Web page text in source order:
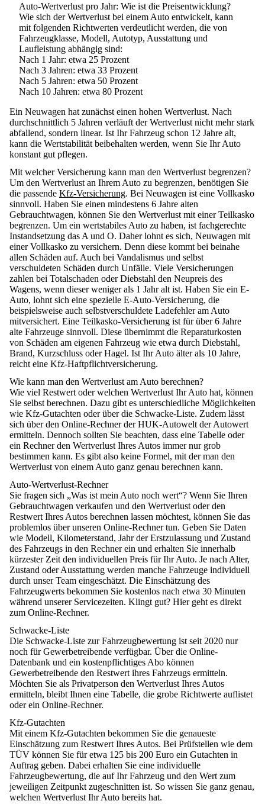
Auto-Wertverlust pro Jahr: Wie ist die Preisentwicklung?
Wie sich der Wertverlust bei einem Auto entwickelt, kann
mit folgenden Richtwerten verdeutlicht werden, die von
Fahrzeugklasse, Modell, Autotyp, Ausstattung und
Laufleistung abhängig sind:
Nach 1 Jahr: etwa 25 Prozent
Nach 3 Jahren: etwa 33 Prozent
Nach 5 Jahren: etwa 50 Prozent
Nach 10 Jahren: etwa 80 Prozent
Ein Neuwagen hat zunächst einen hohen Wertverlust. Nach
durchschnittlich 5 Jahren verläuft der Wertverlust nicht mehr stark
abfallend, sondern linear. Ist Ihr Fahrzeug schon 12 Jahre alt,
kann die Wertstabilität beibehalten werden, wenn Sie Ihr Auto
konstant gut pflegen.
Mit welcher Versicherung kann man den Wertverlust begrenzen?
Um den Wertverlust an Ihrem Auto zu begrenzen, benötigen Sie
die passende Kfz-Versicherung. Bei Neuwagen ist eine Vollkasko
sinnvoll. Haben Sie einen mindestens 6 Jahre alten
Gebrauchtwagen, können Sie den Wertverlust mit einer Teilkasko
begrenzen. Um ein wertstabiles Auto zu haben, ist fachgerechte
Instandsetzung das A und O. Daher lohnt es sich, Neuwagen mit
einer Vollkasko zu versichern. Denn diese kommt bei beinahe
allen Schäden auf. Auch bei Vandalismus und selbst
verschuldeten Schäden durch Unfälle. Viele Versicherungen
zahlen bei Totalschaden oder Diebstahl den Neupreis des
Wagens, wenn dieser weniger als 1 Jahr alt ist. Haben Sie ein E-
Auto, lohnt sich eine spezielle E-Auto-Versicherung, die
beispielsweise auch selbstverschuldete Ladefehler am Auto
mitversichert. Eine Teilkasko-Versicherung ist für über 6 Jahre
alte Fahrzeuge sinnvoll. Diese übernimmt die Reparaturkosten
von Schäden am eigenen Fahrzeug wie etwa durch Diebstahl,
Brand, Kurzschluss oder Hagel. Ist Ihr Auto älter als 10 Jahre,
reicht eine Kfz-Haftpflichtversicherung.
Wie kann man den Wertverlust am Auto berechnen?
Wie viel Restwert oder welchen Wertverlust Ihr Auto hat, können
Sie selbst berechnen. Dazu gibt es unterschiedliche Möglichkeiten
wie Kfz-Gutachten oder über die Schwacke-Liste. Zudem lässt
sich über den Online-Rechnerder HUK-Autowelt derAutowert
ermitteln. Dennoch sollten Sie beachten, dass eine Tabelle oder
ein Rechner den Wertverlust Ihres Autos immer nur grob
bestimmen kann. Es gibt also keine Formel, mit der man den
Wertverlust von einem Auto ganz genau berechnen kann.
Auto-Wertverlust-Rechner
Sie fragen sich „Was ist mein Auto noch wert“? Wenn Sie Ihren
Gebrauchtwagen verkaufen und den Wertverlust oder den
Restwert Ihres Autos berechnen lassen möchtest, können Sie das
problemlos über unseren Online-Rechner tun. Geben Sie Daten
wie Modell, Kilometerstand, Jahr der Erstzulassung und Zustand
des Fahrzeugs in den Rechner ein und erhalten Sie innerhalb
kürzester Zeit den individuellen Preis für Ihr Auto. Je nach Alter,
Zustand oder Ausstattung werden manche Fahrzeuge individuell
durch unser Team eingeschätzt. Die Einschätzung des
Fahrzeugwerts bekommen Sie kostenlos nach etwa 30 Minuten
während unserer Servicezeiten. Klingt gut? Hier geht es direkt
zum Online-Rechner.
Schwacke-Liste
Die Schwacke-Liste zur Fahrzeugbewertung ist seit 2020 nur
noch für Gewerbetreibende verfügbar. Über die Online-
Datenbank und ein kostenpflichtiges Abo können
Gewerbetreibende den Restwert ihres Fahrzeugs ermitteln.
Möchten Sie als Privatperson den Wertverlust Ihres Autos
ermitteln, bleibt Ihnen eine Tabelle, die grobe Richtwerte auflistet
oder ein Online-Rechner.
Kfz-Gutachten
Mit einem Kfz-Gutachten bekommen Sie die genaueste
Einschätzung zum Restwert Ihres Autos. Bei Prüfstellen wie dem
TÜV können Sie für etwa 125 bis 200 Euro ein Gutachten in
Auftrag geben. Dabei erhalten Sie eine individuelle
Fahrzeugbewertung, die auf Ihr Fahrzeug und den Wert zum
jeweiligen Zeitpunkt zugeschnitten ist. So wissen Sie ganz genau,
welchen Wertverlust Ihr Auto bereits hat.